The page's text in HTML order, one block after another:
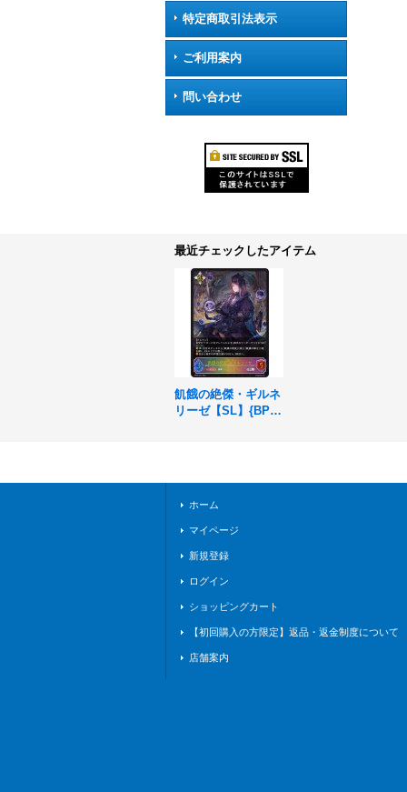
特定商取引法表示
ご利用案内
問い合わせ
最近チェックしたアイテム
飢餓の絶傑・ギルネ
リーゼ【SL】{BP05
ホーム
マイページ
新規登録
ログイン
ショッピングカート
【初回購入の方限定】返品・返金制度について
店舗案内